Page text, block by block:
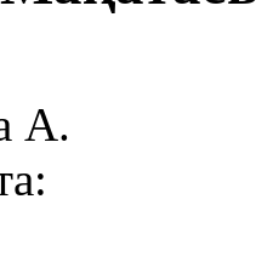
А.